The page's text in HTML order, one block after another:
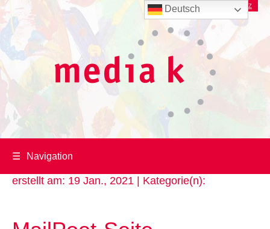
Imprint Datenschutz
☰ Navigation
erstellt am: 19 Jan., 2021 | Kategorie(n):
Deutsch